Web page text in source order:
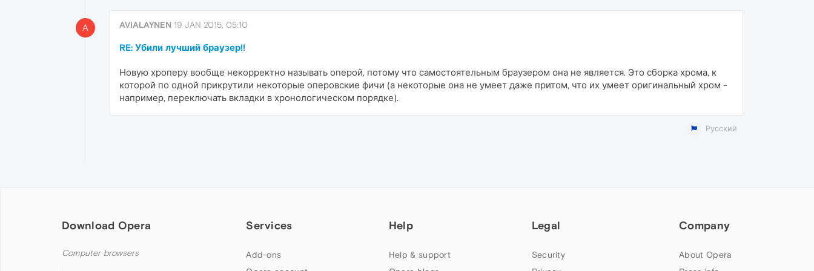
A AVIALAYNEN 19 JAN 2015, 05:10
RE: Убили лучший браузер!!
Новую хроперу вообще некорректно называть оперой, потому что самостоятельным браузером она не является. Это сборка хрома, к
которой по одной прикрутили некоторые оперовские фичи (а некоторые она не умеет даже притом, что их умеет оригинальный хром -
например, переключать вкладки в хронологическом порядке).
Русский
Download Opera
Computer browsers
Services
Add-ons
Help
Help & support
Legal
Security
Company
About Opera